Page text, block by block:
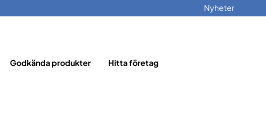
Nyheter
Godkända produkter Hitta företag